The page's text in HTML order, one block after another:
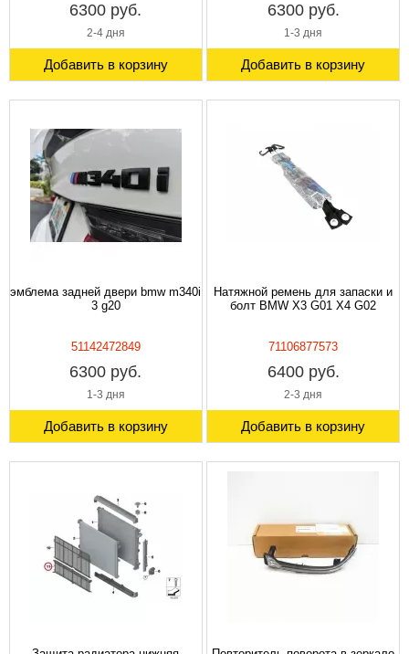
6300 руб.
2-4 дня
Добавить в корзину
6300 руб.
1-3 дня
Добавить в корзину
эмблема задней двери bmw m340i
3 g20
51142472849
6300 руб.
1-3 дня
Добавить в корзину
Натяжной ремень для запаски и
болт BMW X3 G01 X4 G02
71106877573
6400 руб.
2-3 дня
Добавить в корзину